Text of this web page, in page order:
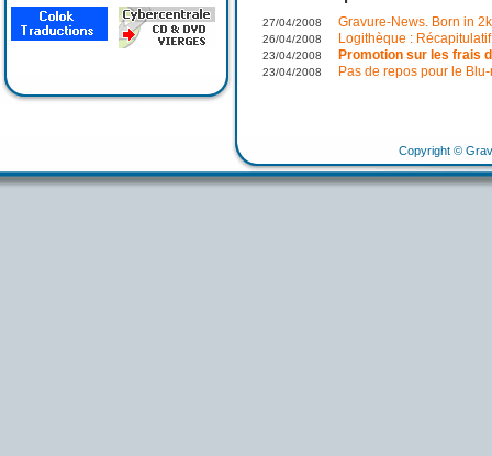
27/04/2008 Gravure-News. Born in
26/04/2008 Logithèque :
23/04/2008 Promotion sur les frais
23/04/2008 Pas de repos pour le
Copyright ©